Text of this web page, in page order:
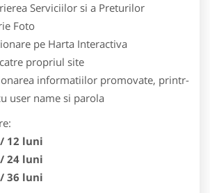
Serviciilor si a Preturilor
Foto
pe Harta Interactiva
propriul site
informatiilor promovate, printr-
user name si parola
12 luni
24 luni
36 luni